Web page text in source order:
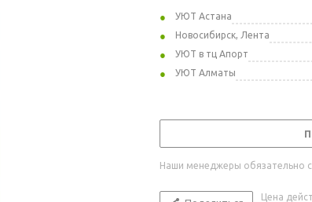
УЮТ Астана
Новосибирск, Лента
УЮТ в тц Апорт
УЮТ Алматы
Наши менеджеры обязательно
Цена